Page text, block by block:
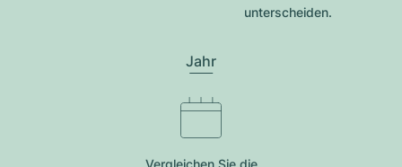
unterscheiden.
Jahr
Vergleichen Sie die